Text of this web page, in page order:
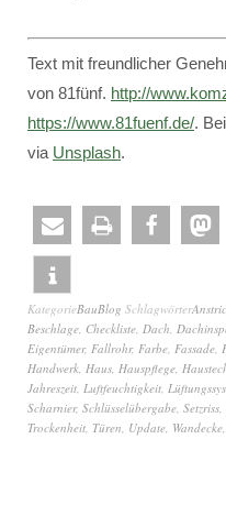
Text mit freundlicher
von 81fünf. http://
https://www.81fuenf.de/.
via Unsplash.
KategorieBauBlog Schlagwörter
Beschlage, Checkliste, Dach,
Eigentümer, Fallrohr, Farbe, Fassade,
Handwerk, Haus, Hauspflege,
Jahreszeit, Luftfeuchtigkeit,
Scharnier, Schlüsselübergabe, Setzriss,
Trockenheit, Türen, Update, Wandecke,